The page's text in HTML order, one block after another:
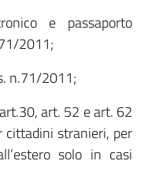
e passaporto
2011;
n.71/2011;
art. 52 e art. 62
cittadini stranieri, per
solo in casi